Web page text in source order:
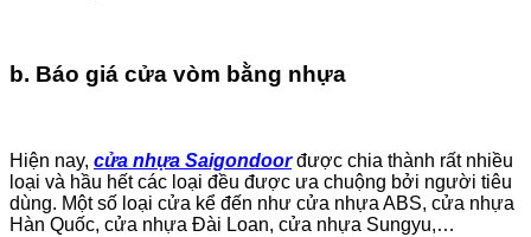
b. Báo giá cửa vòm bằng nhựa
Hiện nay, cửa nhựa Saigondoorđược chia thành rất nhiều
loại và hầu hết các loại đều được ưa chuộng bởi người tiêu
dùng. Một số loại cửa kể đến như cửa nhựa ABS, cửa nhựa
Hàn Quốc, cửa nhựa Đài Loan, cửa nhựa Sungyu,…